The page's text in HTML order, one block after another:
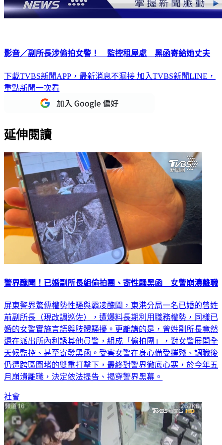
影音／副所長涉偷拍女警！ 監控租屋處 黑函寄給她丈夫
下載TVBS新聞APP，最新消息不漏接 加入TVBS新聞LINE，
重點新聞一次看
延伸閱讀
警界醜聞！已婚副所長組偷拍團、寄性騷黑函 女警崩潰離職
屏東警界驚傳權勢性騷與霸凌醜聞，東港分局一名已婚的曾姓
前副所長（現改調巡佐），遭爆料長期利用職務權勢，同樣已
婚的女警實施言語與肢體騷擾。更離譜的是，曾姓副所長竟然
還在派出所內利誘其他員警，組成「偷拍團」，對女警展開全
天候監控、甚至寄發黑函。受害女警在身心備受摧殘、調職後
仍遭跨區圍堵的雙重打擊下，最終對警界徹底心寒，於今年五
月崩潰離職，決定依法提告、揭穿警界黑幕。
社會